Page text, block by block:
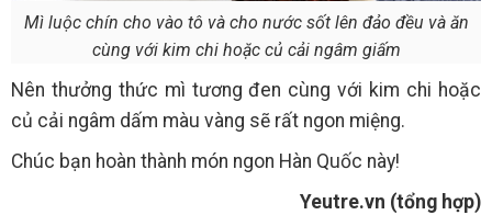
Mì luộc chín cho vào tô và cho nước sốt lên đảo đều và ăn
cùng với kim chi hoặc củ cải ngâm giấm
Nên thưởng thức mì tương đen cùng với kim chi hoặc
củ cải ngâm dấm màu vàng sẽ rất ngon miệng.
Chúc bạn hoàn thành món ngon Hàn Quốc này!
Yeutre.vn (tổng hợp)